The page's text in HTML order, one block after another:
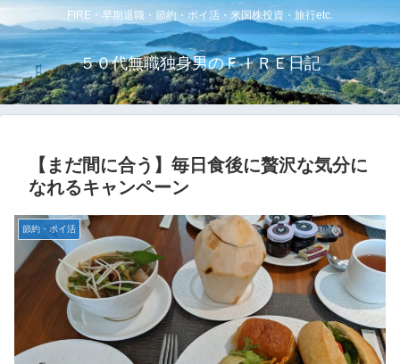
FIRE・早期退職・節約・ポイ活・米国株投資・旅行etc.
５０代無職独身男のＦＩＲＥ日記
【まだ間に合う】毎日食後に贅沢な気分に
なれるキャンペーン
節約・ポイ活